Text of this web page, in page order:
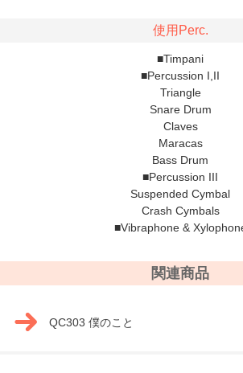
使用Perc.
■Timpani
■Percussion I,II
Triangle
Snare Drum
Claves
Maracas
Bass Drum
■Percussion III
Suspended Cymbal
Crash Cymbals
■Vibraphone &
関連商品
QC303 僕のこと